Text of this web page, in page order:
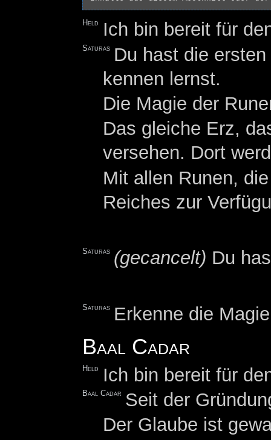
Held Ich bin bereit für
Saturas Du hast die
kennen lernst.
Die Magie der
Das gleiche Erz,
versehen. Dort
Mit allen Runen,
Reiches zur
Saturas (gecancelt) Du
Saturas Erkenne die
Baal Cadar
Held Ich bin bereit für
Baal Cadar Seit der
Der Glaube ist